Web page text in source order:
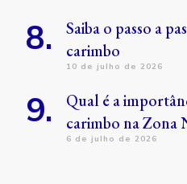
Saiba o passo a
carimbo
10 de julho de 2026
Qual é a
carimbo na Zona
6 de julho de 2026